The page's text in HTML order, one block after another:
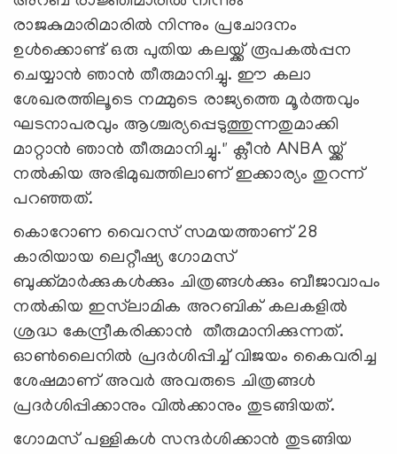
രാജകുമാരിമാരിൽ നിന്നും പ്രചോദനം
ഉൾക്കൊണ്ട് ഒരു പുതിയ കലയ്ക്ക് രൂപകൽപ്പന
ചെയ്യാൻ ഞാൻ തീരുമാനിച്ചു. ഈ കലാ
ശേഖരത്തിലൂടെ നമ്മുടെ രാജ്യത്തെ മൂർത്തവും
ഘടനാപരവും ആശ്ചര്യപ്പെടുത്തുന്നതുമാക്കി
മാറ്റാൻ ഞാൻ തീരുമാനിച്ചു." ക്ലീൻ ANBA യ്ക്ക്
നൽകിയ അഭിമുഖത്തിലാണ് ഇക്കാര്യം തുറന്ന്
പറഞ്ഞത്.
കൊറോണ വൈറസ് സമയത്താണ് 28
കാരിയായ ലെറ്റീഷ്യ ഗോമസ്
ബുക്ക്മാർക്കുകൾക്കും ചിത്രങ്ങൾക്കും ബീജാവാപം
നൽകിയ ഇസ്‍ലാമിക അറബിക് കലകളിൽ
ശ്രദ്ധ കേന്ദ്രീകരിക്കാൻ തീരുമാനിക്കുന്നത്.
ഓൺലൈനിൽ പ്രദർശിപ്പിച്ച് വിജയം കൈവരിച്ച
ശേഷമാണ് അവർ അവരുടെ ചിത്രങ്ങൾ
പ്രദർശിപ്പിക്കാനും വിൽക്കാനും തുടങ്ങിയത്.
ഗോമസ് പള്ളികൾ സന്ദർശിക്കാൻ തുടങ്ങിയ